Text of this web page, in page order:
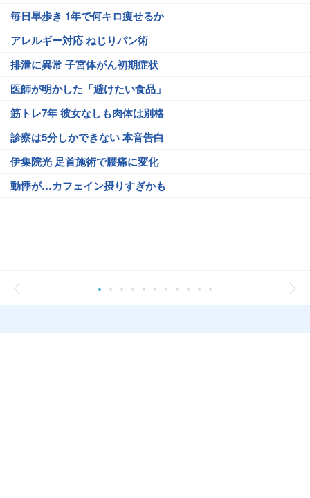
毎日早歩き 1年で何キロ痩せるか
アレルギー対応 ねじりパン術
排泄に異常 子宮体がん初期症状
医師が明かした「避けたい食品」
筋トレ7年 彼女なしも肉体は別格
診察は5分しかできない 本音告白
伊集院光 足首施術で腰痛に変化
動悸が…カフェイン摂りすぎかも